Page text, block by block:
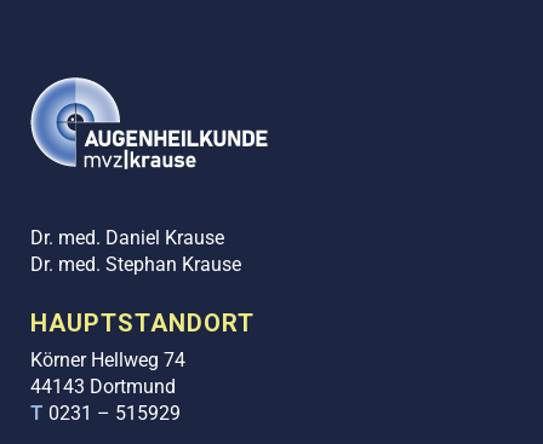
Dr. med. Daniel Krause
Dr. med. Stephan Krause
HAUPTSTANDORT
Körner Hellweg 74
44143 Dortmund
T 0231 – 515929